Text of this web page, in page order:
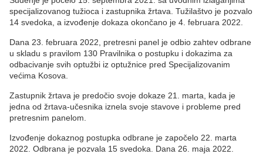
specijalizovanog tužioca i zastupnika žrtava. Tužilaštvo je pozvalo
14 svedoka, a izvođenje dokaza okončano je 4. februara 2022.
Dana 23. februara 2022, pretresni panel je odbio zahtev odbrane
u skladu s pravilom 130 Pravilnika o postupku i dokazima za
odbacivanje svih optužbi iz optužnice pred Specijalizovanim
većima Kosova.
Zastupnik žrtava je predočio svoje dokaze 21. marta, kada je
jedna od žrtava-učesnika iznela svoje stavove i probleme pred
pretresnim panelom.
Izvođenje dokaznog postupka odbrane je započelo 22. marta
2022. Odbrana je pozvala 15 svedoka. Dana 26. maja 2022.